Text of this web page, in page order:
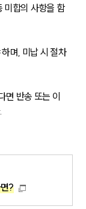
미합의 사항을 함
며, 미납 시 절차
면 반송 또는 이
?